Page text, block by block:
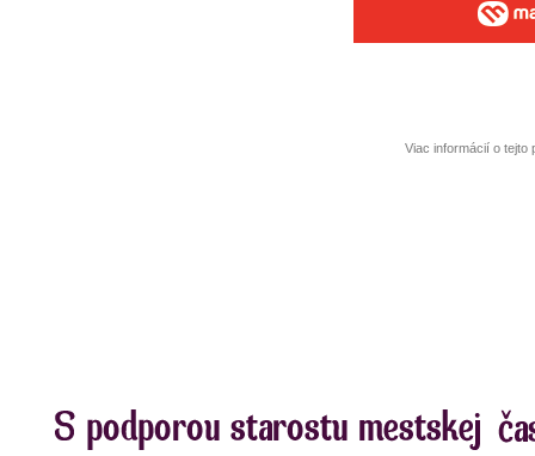
Viac informácií o